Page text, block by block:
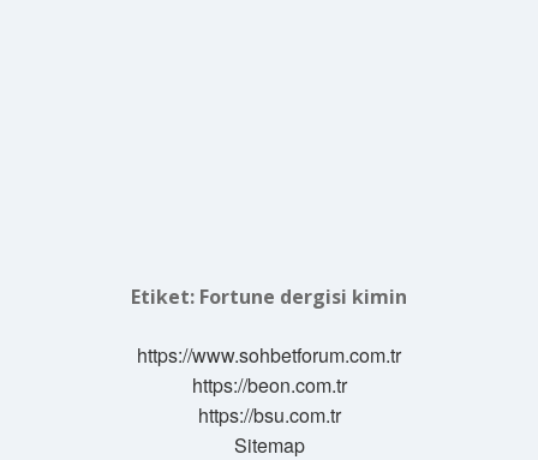
Etiket: Fortune dergisi kimin
https://www.sohbetforum.com.tr
https://beon.com.tr
https://bsu.com.tr
Sitemap